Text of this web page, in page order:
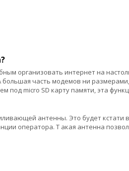
организовать интернет на
большая часть модемов ни
под micro SD карту памяти, эта
антенны. Это будет кстати
оператора. Т акая антенна